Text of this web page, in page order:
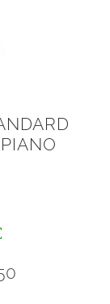
Il
attuale